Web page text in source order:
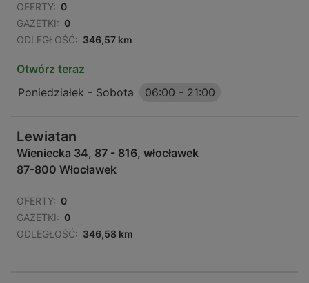
OFERTY: 0
GAZETKI: 0
ODLEGŁOŚĆ: 346,57 km
Otwórz teraz
Poniedziałek - Sobota
06:00 - 21:00
Lewiatan
Wieniecka 34, 87 - 816, włocławek
87-800 Włocławek
OFERTY: 0
GAZETKI: 0
ODLEGŁOŚĆ: 346,58 km